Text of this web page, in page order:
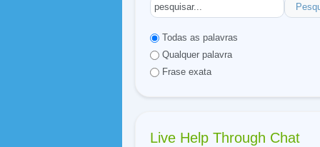
Todas as palavras
Qualquer palavra
Frase exata
Live Help Through Chat